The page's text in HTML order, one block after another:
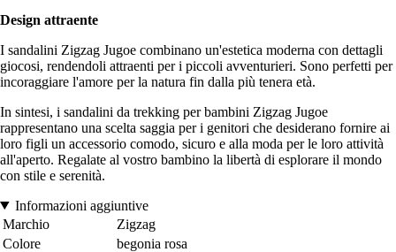
Design attraente
I sandalini Zigzag Jugoe combinano un'estetica moderna con dettagli
giocosi, rendendoli attraenti per i piccoli avventurieri. Sono perfetti per
incoraggiare l'amore per la natura fin dalla più tenera età.
In sintesi, i sandalini da trekking per bambini Zigzag Jugoe
rappresentano una scelta saggia per i genitori che desiderano fornire ai
loro figli un accessorio comodo, sicuro e alla moda per le loro attività
all'aperto. Regalate al vostro bambino la libertà di esplorare il mondo
con stile e serenità.
Informazioni aggiuntive
Marchio
Zigzag
Colore
begonia rosa